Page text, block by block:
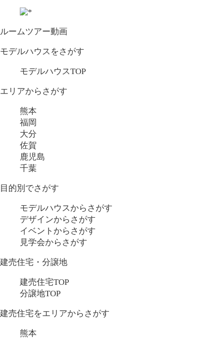
ルームツアー動画
モデルハウスをさがす
モデルハウスTOP
エリアからさがす
熊本
福岡
大分
佐賀
鹿児島
千葉
目的別でさがす
モデルハウスからさがす
デザインからさがす
イベントからさがす
見学会からさがす
建売住宅・分譲地
建売住宅TOP
分譲地TOP
建売住宅をエリアからさがす
熊本